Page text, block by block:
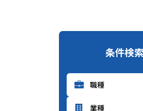
経営者・人事担当者様へ
条件検索